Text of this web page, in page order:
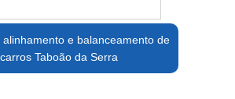
alinhamento e balanceamento de
carros Taboão da Serra